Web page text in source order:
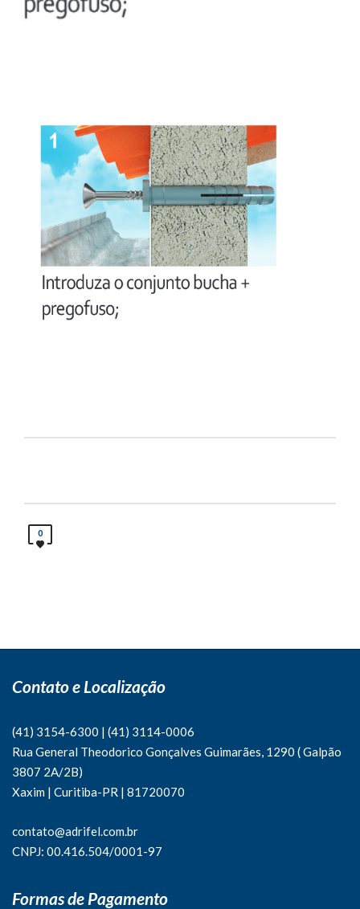
0
Contato e Localização
(41) 3154-6300 | (41) 3114-0006
Rua General Theodorico Gonçalves Guimarães, 1290 ( Galpão
3807 2A/2B)
Xaxim | Curitiba-PR | 81720070
contato@adrifel.com.br
CNPJ: 00.416.504/0001-97
Formas de Pagamento